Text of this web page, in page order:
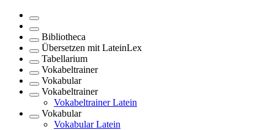
Bibliotheca
Übersetzen mit LateinLex
Tabellarium
Vokabeltrainer
Vokabular
Vokabeltrainer
Vokabeltrainer Latein
Vokabular
Vokabular Latein